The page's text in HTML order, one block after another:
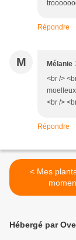
Répondre
M Mélanie
<br />
<br />
Répondre
< Mes plantations du
Hébergé par